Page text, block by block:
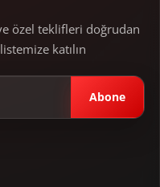
özel teklifleri doğrudan
katılın
Abone